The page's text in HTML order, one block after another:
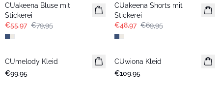
CUakeena Bluse mit
Stickerei
€55,97 €79,95
CUakeena Shorts mit
Stickerei
€48,97 €69,95
Neuheiten
CUmelody Kleid
€99,95
Neuheiten
CUwiona Kleid
€109,95